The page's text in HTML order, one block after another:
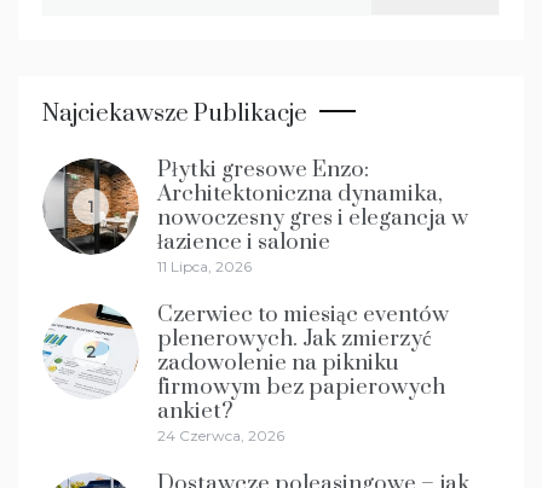
Najciekawsze Publikacje
1
Płytki gresowe Enzo:
Architektoniczna dynamika,
nowoczesny gres i elegancja w
łazience i salonie
11 Lipca, 2026
2
Czerwiec to miesiąc eventów
plenerowych. Jak zmierzyć
zadowolenie na pikniku
firmowym bez papierowych
ankiet?
24 Czerwca, 2026